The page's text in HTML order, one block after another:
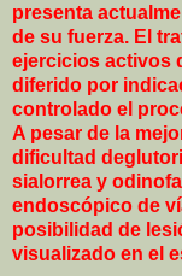
presenta
de su fuerza. El
ejercicios activos
diferido por
controlado el
A pesar de la
dificultad
sialorrea y
endoscópico de
posibilidad de
visualizado en el